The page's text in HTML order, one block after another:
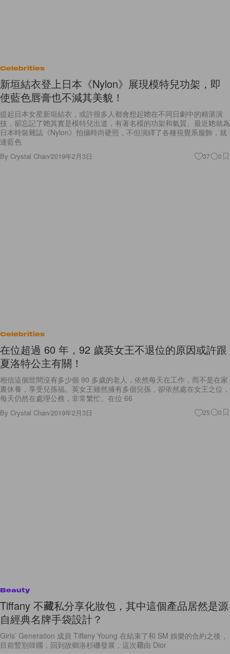
Celebrities
新垣結衣登上日本《Nylon》展現模特兒功架，即
使藍色唇膏也不減其美貌！
提起日本女星新垣結衣，或許很多人都會想起她在不同日劇中的精湛演
技，卻忘記了她其實是模特兒出道，有著名模的功架和氣質。最近她就為
日本時裝雜誌《Nylon》拍攝時尚硬照，不但演繹了各種視覺系服飾，就
連藍色
By Crystal Chan/2019年2月3日 37 0
Celebrities
在位超過 60 年，92 歲英女王不退位的原因或許跟
夏洛特公主有關！
相信這個世間沒有多少個 90 多歲的老人，依然每天在工作，而不是在家
裏休養，享受兒孫福。英女王雖然擁有多個兒孫，卻依然處在女王之位，
每天仍然在處理公務，非常繁忙。在位 66
By Crystal Chan/2019年2月3日 25 0
Beauty
Tiffany 不藏私分享化妝包，其中這個產品居然是源
自經典名牌手袋設計？
Girls’ Generation 成員 Tiffany Young 在結束了和 SM 娛樂的合約之後，
目前暫別韓國，回到故鄉洛杉磯發展，這次藉由 Dior